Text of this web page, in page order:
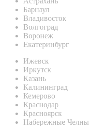
Барнаул
Владивосток
Волгоград
Воронеж
Екатеринбург
Ижевск
Иркутск
Казань
Калининград
Кемерово
Краснодар
Красноярск
Набережные Челны